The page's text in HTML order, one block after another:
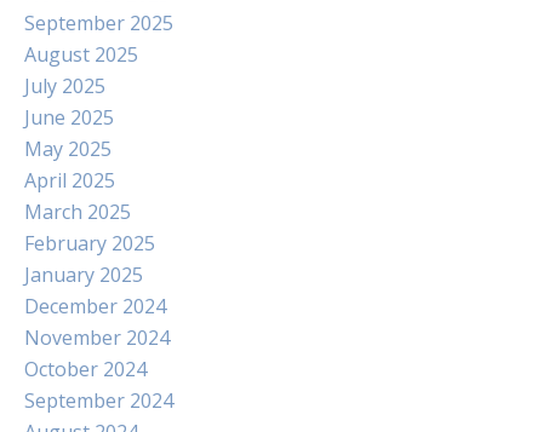
September 2025
August 2025
July 2025
June 2025
May 2025
April 2025
March 2025
February 2025
January 2025
December 2024
November 2024
October 2024
September 2024